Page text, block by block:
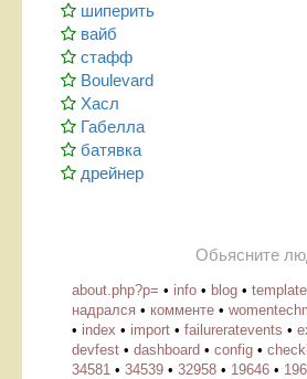
шиперить
вайб
стафф
Boulevard
Хасл
Габелла
батявка
дрейнер
Обьясните
about.php?p= • info • blog •
надрался • комменте •
• index • import • failureratevents •
devfest • dashboard • config •
34581 • 34539 • 32958 • 19646 •